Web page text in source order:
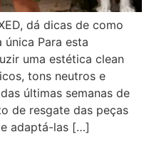
dá dicas de como
única Para esta
uma estética clean
tons neutros e
últimas semanas de
de resgate das peças
adaptá-las […]